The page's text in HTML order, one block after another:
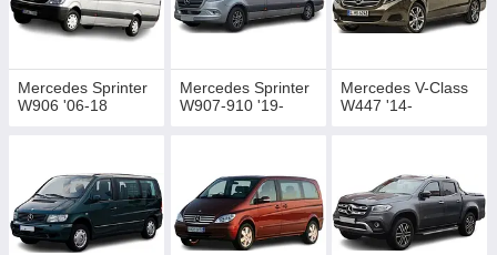
Mercedes Sprinter
W906 '06-18
Mercedes Sprinter
W907-910 '19-
Mercedes V-Class
W447 '14-